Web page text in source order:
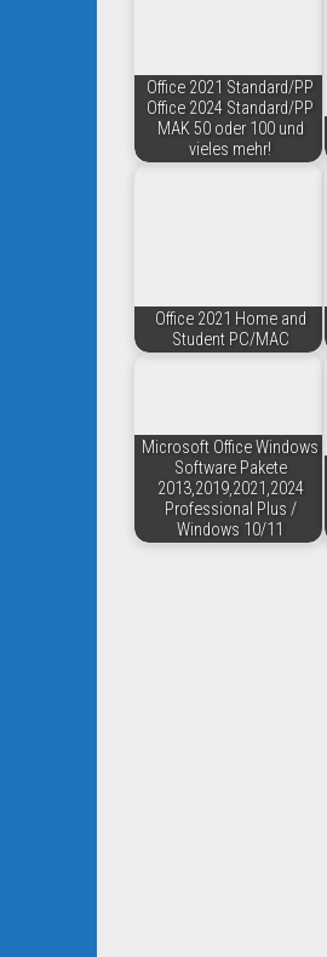
Office 2021 Standard/PP
Office 2024 Standard/PP
MAK 50 oder 100 und
vieles mehr!
Office 2021 Home and
Student PC/MAC
Microsoft Office Windows
Software Pakete
2013,2019,2021,2024
Professional Plus /
Windows 10/11